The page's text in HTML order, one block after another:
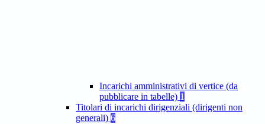
Incarichi amministrativi di vertice (da
pubblicare in tabelle) 1
Titolari di incarichi dirigenziali (dirigenti non
generali) 6